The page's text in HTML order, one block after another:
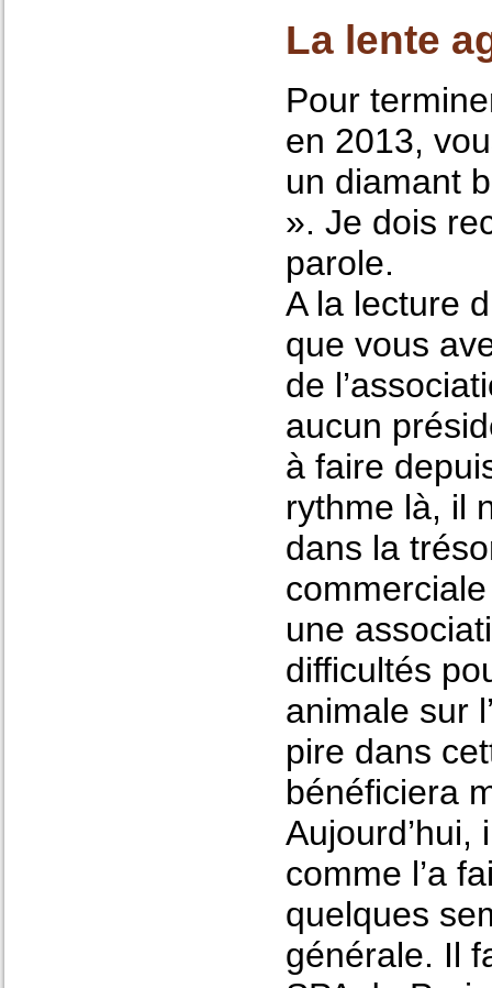
La lente
Pour
en 2013,
un diamant
». Je dois
parole.
A la lecture
que vous
de
aucun
à faire
rythme là, il
dans la
une
difficultés
animale sur
pire dans
bénéficiera
comme l’a
quelques
générale. Il